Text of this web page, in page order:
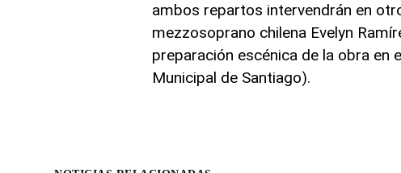
ambos repartos intervendrán en
mezzosoprano chilena Evelyn
preparación escénica de la obra en
Municipal de Santiago).